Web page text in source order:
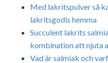
Med lakritspulver så
lakritsgodis hemma
Succulent lakrits
kombination att njuta
Vad är salmiak och